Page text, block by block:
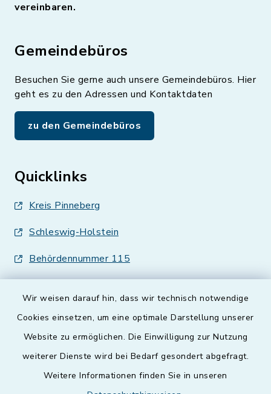
Wir weisen darauf hin, dass wir technisch notwendige
Cookies einsetzen, um eine optimale Darstellung unserer
Website zu ermöglichen. Die Einwilligung zur Nutzung
weiterer Dienste wird bei Bedarf gesondert abgefragt.
Weitere Informationen finden Sie in unseren
vereinbaren.
Gemeindebüros
Besuchen Sie gerne auch unsere Gemeindebüros. Hier
geht es zu den Adressen und Kontaktdaten
zu den Gemeindebüros
Quicklinks
Kreis Pinneberg
Schleswig-Holstein
Behördennummer 115
Barrierefreiheit